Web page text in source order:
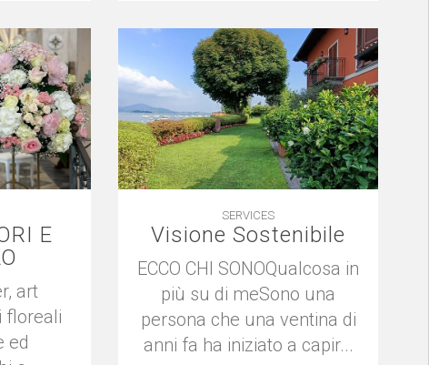
E
art
floreali
ed
SERVICES
Visione Sostenibile
ECCO CHI SONOQualcosa in
più su di meSono una
persona che una ventina di
anni fa ha iniziato a capir...